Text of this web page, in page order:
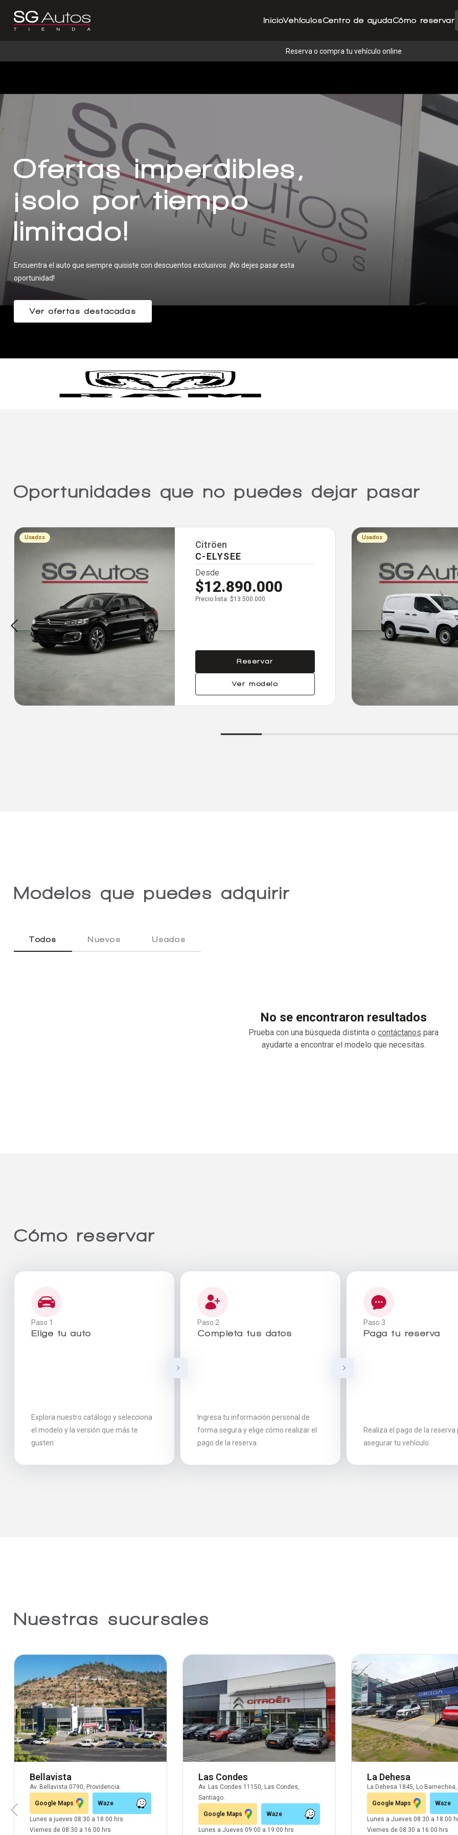
InicioVehículosCentro de ayudaCómo reservar
Reserva o compra tu vehículo online
Ofertas imperdibles,
¡solo por tiempo
limitado!
Encuentra el auto que siempre quisiste con descuentos exclusivos. ¡No dejes pasar esta
oportunidad!
Ver ofertas destacadas
¡PREVENTA
EXCLUSIVA!
¡PREVENTA AQUÍ!
Oportunidades que no puedes dejar pasar
Usados
Citröen
C-ELYSEE
Desde
$12.890.000
Precio lista: $13.500.000
Reservar
Ver modelo
Usados
Modelos que puedes adquirir
Todos Nuevos Usados
No se encontraron resultados
Prueba con una búsqueda distinta o contáctanos para
ayudarte a encontrar el modelo que necesitas.
Cómo reservar
Paso 1
Elige tu auto
Explora nuestro catálogo y selecciona
el modelo y la versión que más te
gusten.
Paso 2
Completa tus datos
Ingresa tu información personal de
forma segura y elige cómo realizar el
pago de la reserva.
Paso 3
Paga tu reserva
Realiza el pago de la reserva
asegurar tu vehículo.
Nuestras sucursales
Bellavista
Av. Bellavista 0790, Providencia.
Google Maps Waze
Lunes a jueves 08:30 a 18:00 hrs
Viernes de 08:30 a 16:00 hrs
Las Condes
Av. Las Condes 11150, Las Condes,
Santiago.
Google Maps Waze
Lunes a Jueves 09:00 a 19:00 hrs
La Dehesa
La Dehesa 1845, Lo Barnechea,
Google Maps Waze
Lunes a Jueves 08:30 a 18:00
Viernes de 08:30 a 16:00 hrs